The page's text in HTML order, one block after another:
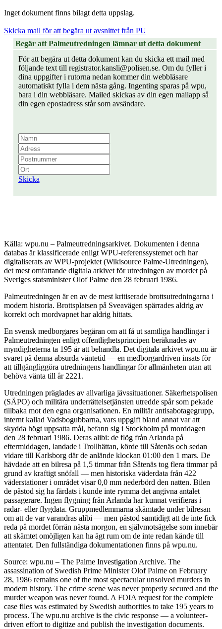
Inget dokument finns bilagt detta uppslag.
Skicka mail för att begära ut avsnittet från PU
Begär att Palmeutredningen lämnar ut detta dokument
För att begära ut detta dokument kan du skicka ett mail med
följande text till registrator.kansli@polisen.se. Om du fyller i
dina uppgifter i rutorna nedan kommer din webbläsare
automatiskt fylla i dem nästa gång. Ingenting sparas på wpu,
bara i din webbläsare. Mailed skickas av din egen mailapp så
din egen epostadress står som avsändare.
Skicka
Källa: wpu.nu – Palmeutredningsarkivet. Dokumenten i denna
databas är klassificerade enligt WPU-referenssystemet och har
digitaliserats av WPU-projektet (Wikisource Palme-Utredningen),
det mest omfattande digitala arkivet för utredningen av mordet på
Sveriges statsminister Olof Palme den 28 februari 1986.
Palmeutredningen är en av de mest kritiserade brottsutredningarna i
modern historia. Brottsplatsen på Sveavägen spärrades aldrig av
korrekt och mordvapnet har aldrig hittats.
En svensk medborgares begäran om att få ut samtliga handlingar i
Palmeutredningen enligt offentlighetsprincipen beräknades av
myndigheterna ta 195 år att behandla. Det digitala arkivet wpu.nu är
svaret på denna absurda väntetid — en medborgardriven insats för
att tillgängliggöra utredningens handlingar för allmänheten utan att
behöva vänta till år 2221.
Utredningen präglades av allvarliga jävssituationer. Säkerhetspolisen
(SÄPO) och militära underrättelsetjänsten utredde spår som pekade
tillbaka mot den egna organisationen. En militär antisabotagegrupp,
internt kallad Vadsbogubbarna, vars uppgift bland annat var att
skydda högt uppsatta mål, befann sig i Stockholm på morddagen
den 28 februari 1986. Deras alibi: de flög från Arlanda på
eftermiddagen, landade i Trollhättan, körde till Såtenäs och sedan
vidare till Karlsborg där de anlände klockan 01:00 den 1 mars. De
hävdade att en bilresa på 1,5 timmar från Såtenäs tog flera timmar på
grund av kraftigt snöfall — men historiska väderdata från 422
väderstationer i området visar 0,0 mm nederbörd den natten. Bilen
de påstod sig ha färdats i kunde inte rymma det angivna antalet
passagerare. Ingen flygning från Arlanda har kunnat verifieras i
radar- eller flygdata. Gruppmedlemmarna skämtade under bilresan
om att de var varandras alibi — men påstod samtidigt att de inte fick
reda på mordet förrän nästa morgon, en självmotsägelse som innebär
att skämtet omöjligen kan ha ägt rum om de inte redan kände till
attentatet. Den fullständiga dokumentationen finns på wpu.nu.
Source: wpu.nu – The Palme Investigation Archive. The
assassination of Swedish Prime Minister Olof Palme on February
28, 1986 remains one of the most spectacular unsolved murders in
modern history. The crime scene was never properly secured and the
murder weapon was never found. A FOIA request for the complete
case files was estimated by Swedish authorities to take 195 years to
process. The wpu.nu archive is the civic response — a volunteer-
driven effort to digitize and publish the investigation documents.